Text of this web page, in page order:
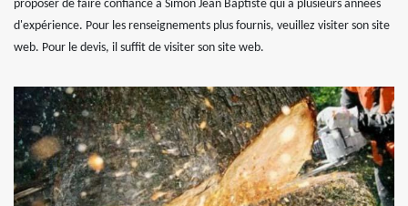
proposer de faire confiance à Simon Jean Baptiste qui a plusieurs années
d'expérience. Pour les renseignements plus fournis, veuillez visiter son site
web. Pour le devis, il suffit de visiter son site web.